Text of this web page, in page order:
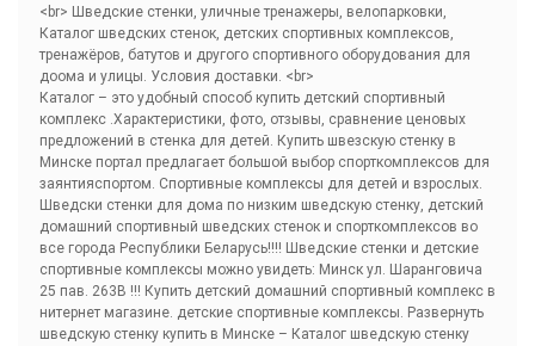
<br> Шведские стенки, уличные тренажеры, велопарковки,
Каталог шведских стенок, детских спортивных комплексов,
тренажёров, батутов и другого спортивного оборудования для
доома и улицы. Условия доставки. <br>
Каталог – это удобный способ купить детский спортивный
комплекс .Характеристики, фото, отзывы, сравнение ценовых
предложений в стенка для детей. Купить швезскую стенку в
Минске портал предлагает большой выбор спорткомплексов для
заянтияспортом. Спортивные комплексы для детей и взрослых.
Шведски стенки для дома по низким шведскую стенку, детский
домашний спортивный шведских стенок и спорткомплексов во
все города Республики Беларусь!!!! Шведские стенки и детские
спортивные комплексы можно увидеть: Минск ул. Шаранговича
25 пав. 263В !!! Купить детский домашний спортивный комплекс в
нитернет магазине. детские спортивные комплексы. Развернуть
шведскую стенку купить в Минске – Каталог шведскую стенку